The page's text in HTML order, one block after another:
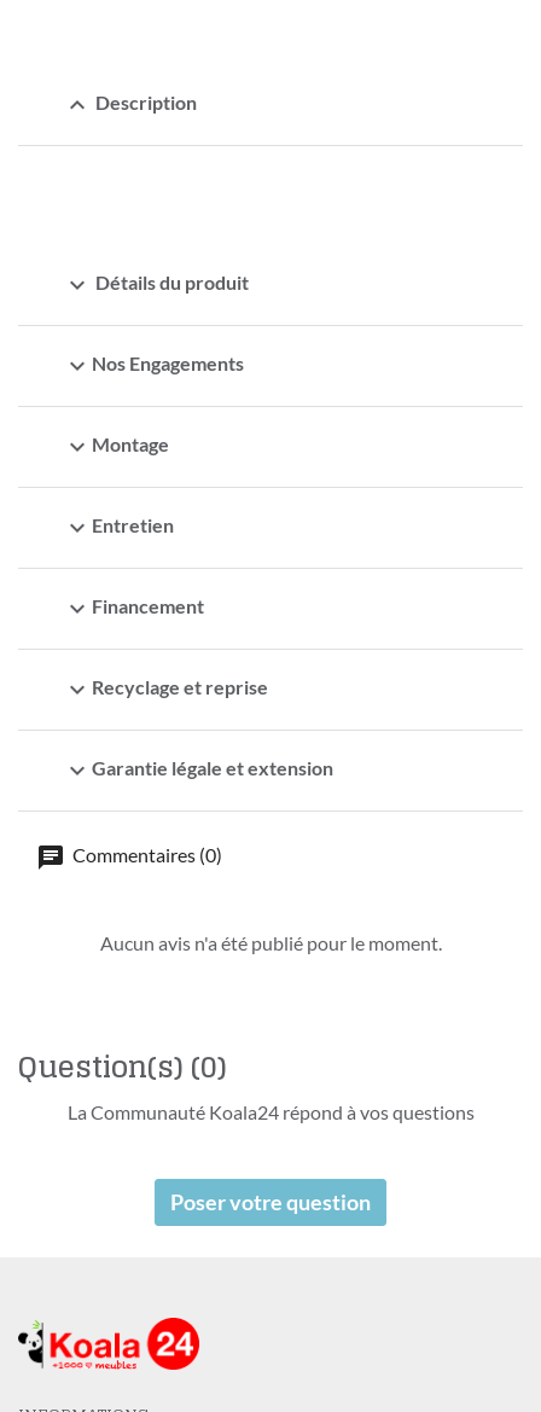
expand_less Description
expand_more Détails du produit
expand_more Nos Engagements
expand_more Montage
expand_more Entretien
expand_more Financement
expand_more Recyclage et reprise
expand_more Garantie légale et extension
Commentaires (0)
Aucun avis n'a été publié pour le moment.
Question(s)(0)
La Communauté Koala24 répond à vos questions
Poser votre question